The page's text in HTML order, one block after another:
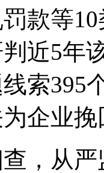
款等
近5年
索395
企业
从严